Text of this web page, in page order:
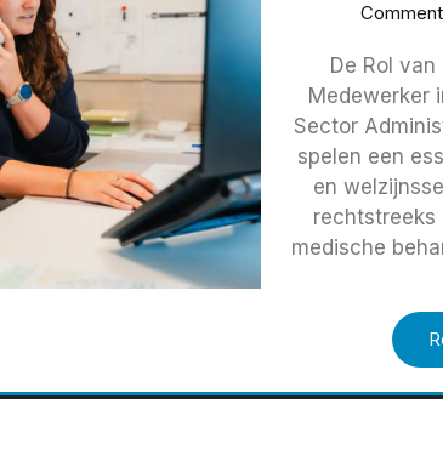
De Rol
Medewerker
Sector
spelen een
en
rechtstreeks
medische